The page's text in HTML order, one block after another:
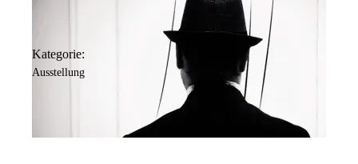
Kategorie:
Ausstellung